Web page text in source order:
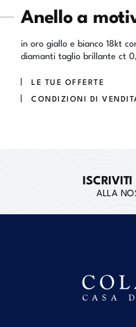
Anello a
in oro giallo e bianco 18kt
diamanti taglio brillante ct
LE TUE OFFERTE
CONDIZIONI DI
ISCRIVITI
ALLA